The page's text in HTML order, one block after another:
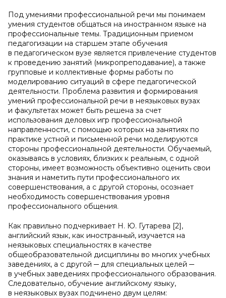
Под умениями профессиональной речи мы понимаем
умения студентов общаться на иностранном языке на
профессиональные темы. Традиционным приемом
педагогизации на старшем этапе обучения
в педагогическом вузе является привлечение студентов
к проведению занятий (микропреподавание), а также
групповые и коллективные формы работы по
моделированию ситуаций в сфере педагогической
деятельности. Проблема развития и формирования
умений профессиональной речи в неязыковых вузах
и факультетах может быть решена за счет
использования деловых игр профессиональной
направленности, с помощью которых на занятиях по
практике устной и письменной речи моделируются
стороны профессиональной деятельности. Обучаемый,
оказываясь в условиях, близких к реальным, с одной
стороны, имеет возможность объективно оценить свои
знания и наметить пути профессионального их
совершенствования, а с другой стороны, осознает
необходимость совершенствования уровня
профессионального общения.
Как правильно подчеркивает Н. Ю. Гутарева [2],
английский язык, как иностранный, изучается на
неязыковых специальностях в качестве
общеобразовательной дисциплины во многих учебных
заведениях, а с другой ─ для специальных целей ─
в учебных заведениях профессионального образования.
Следовательно, обучение английскому языку,
в неязыковых вузах подчинено двум целям: